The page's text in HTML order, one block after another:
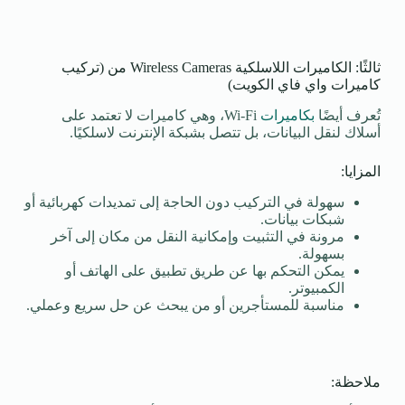
ثالثًا: الكاميرات اللاسلكية Wireless Cameras من (تركيب
كاميرات واي فاي الكويت)
تُعرف أيضًا بكاميرات
Wi-Fi، وهي كاميرات لا تعتمد على
أسلاك لنقل البيانات، بل تتصل بشبكة الإنترنت لاسلكيًا.
المزايا:
سهولة في التركيب دون الحاجة إلى تمديدات كهربائية أو
شبكات بيانات.
مرونة في التثبيت وإمكانية النقل من مكان إلى آخر
بسهولة.
يمكن التحكم بها عن طريق تطبيق على الهاتف أو
الكمبيوتر.
مناسبة للمستأجرين أو من يبحث عن حل سريع وعملي.
ملاحظة: